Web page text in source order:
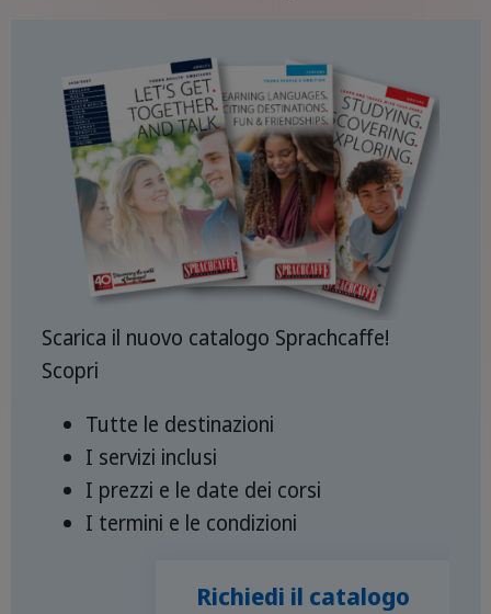
Scarica il nuovo catalogo Sprachcaffe!
Scopri
Tutte le destinazioni
I servizi inclusi
I prezzi e le date dei corsi
I termini e le condizioni
Richiedi il catalogo